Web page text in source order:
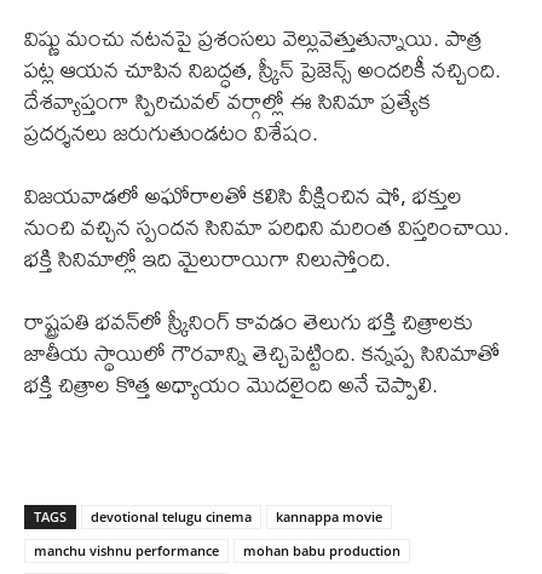
విష్ణు మంచు నటనపై ప్రశంసలు వెల్లువెత్తుతున్నాయి. పాత్ర
పట్ల ఆయన చూపిన నిబద్ధత, స్క్రీన్ ప్రెజెన్స్ అందరికీ నచ్చింది.
దేశవ్యాప్తంగా స్పిరిచువల్ వర్గాల్లో ఈ సినిమా ప్రత్యేక
ప్రదర్శనలు జరుగుతుండటం విశేషం.
విజయవాడలో అఘోరాలతో కలిసి వీక్షించిన షో, భక్తుల
నుంచి వచ్చిన స్పందన సినిమా పరిధిని మరింత విస్తరించాయి.
భక్తి సినిమాల్లో ఇది మైలురాయిగా నిలుస్తోంది.
రాష్ట్రపతి భవన్‌లో స్క్రీనింగ్ కావడం తెలుగు భక్తి చిత్రాలకు
జాతీయ స్థాయిలో గౌరవాన్ని తెచ్చిపెట్టింది. కన్నప్ప సినిమాతో
భక్తి చిత్రాల కొత్త అధ్యాయం మొదలైంది అనే చెప్పాలి.
TAGS devotional telugu cinema
kannappa movie
manchu vishnu performance
mohan babu production